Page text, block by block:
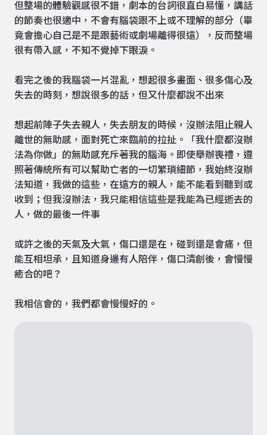
但整場的體驗觀感很不錯，劇本的台詞很直白易懂，講話
的節奏也很適中，不會有腦袋跟不上或不理解的部分（畢
竟會擔心自己是不是跟藝術或劇場離得很遠），反而整場
很有帶入感，不知不覺掉下眼淚。
看完之後的我腦袋一片混亂，想起很多畫面、很多傷心及
失去的時刻，想說很多的話，但又什麼都說不出來
想起前陣子失去親人，失去朋友的時候，沒辦法阻止親人
離世的無助感，面對死亡來臨前的拉扯。「我什麼都沒辦
法為你做」的無助感充斥著我的腦海。即使舉辦喪禮，遵
照著傳統所有可以幫助亡者的一切繁瑣細節，我始終沒辦
法知道，我做的這些，在遠方的親人，能不能看到聽到或
收到；但我沒辦法，我只能相信這些是我能為已經逝去的
人，做的最後一件事
或許之後的天氣及大氣，傷口還是在，碰到還是會痛，但
能互相坦承，且知道身邊有人陪伴，傷口清創後，會慢慢
癒合的吧？
我相信會的，我們都會慢慢好的。